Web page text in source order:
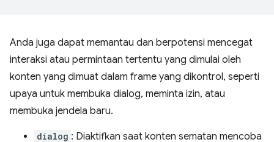
Anda juga dapat memantau dan berpotensi mencegat
interaksi atau permintaan tertentu yang dimulai oleh
konten yang dimuat dalam frame yang dikontrol, seperti
upaya untuk membuka dialog, meminta izin, atau
membuka jendela baru.
dialog : Diaktifkan saat konten sematan mencoba